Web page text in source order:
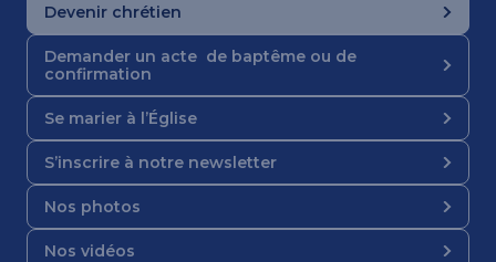
Devenir chrétien
Demander un acte de baptême ou de
confirmation
Se marier à l’Église
S’inscrire à notre newsletter
Nos photos
Nos vidéos